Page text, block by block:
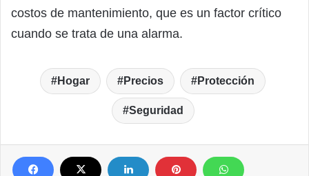
costos de mantenimiento, que es un factor crítico
cuando se trata de una alarma.
Hogar Precios Protección
Seguridad